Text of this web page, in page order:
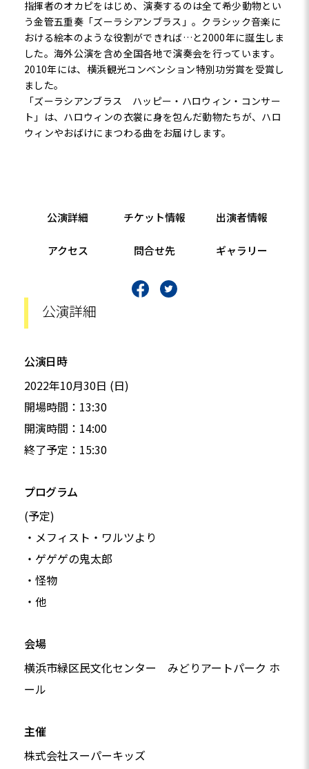
指揮者のオカピをはじめ、演奏するのは全て希少動物とい
う金管五重奏「ズーラシアンブラス」。クラシック音楽に
おける絵本のような役割ができれば…と2000年に誕生しま
した。海外公演を含め全国各地で演奏会を行っています。
2010年には、横浜観光コンベンション特別功労賞を受賞し
ました。
「ズーラシアンブラス ハッピー・ハロウィン・コンサー
ト」は、ハロウィンの衣裳に身を包んだ動物たちが、ハロ
ウィンやおばけにまつわる曲をお届けします。
公演詳細
公演日時
2022年10月30日 (日)
開場時間：13:30
開演時間：14:00
終了予定：15:30
プログラム
(予定)
・メフィスト・ワルツより
・ゲゲゲの鬼太郎
・怪物
・他
会場
横浜市緑区民文化センター みどりアートパーク ホ
ール
主催
株式会社スーパーキッズ
公演詳細 チケット情報 出演者情報
アクセス 問合せ先 ギャラリー